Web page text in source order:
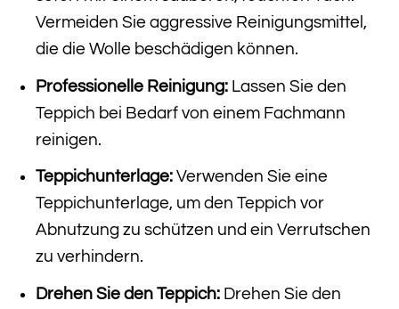
Vermeiden Sie aggressive Reinigungsmittel,
die die Wolle beschädigen können.
Professionelle Reinigung:Lassen Sie den
Teppich bei Bedarf von einem Fachmann
reinigen.
Teppichunterlage:Verwenden Sie eine
Teppichunterlage, um den Teppich vor
Abnutzung zu schützen und ein Verrutschen
zu verhindern.
Drehen Sie den Teppich:Drehen Sie den